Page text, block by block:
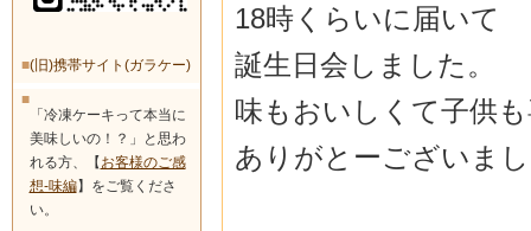
■(旧)携帯サイト(ガラケー)
■
「冷凍ケーキって本当に
美味しいの！？」と思わ
れる方、【 お客様のご感
想-味編】をご覧くださ
い。
18時くらいに届いて
誕生日会しました。
味もおいしくて子供
ありがとーございま